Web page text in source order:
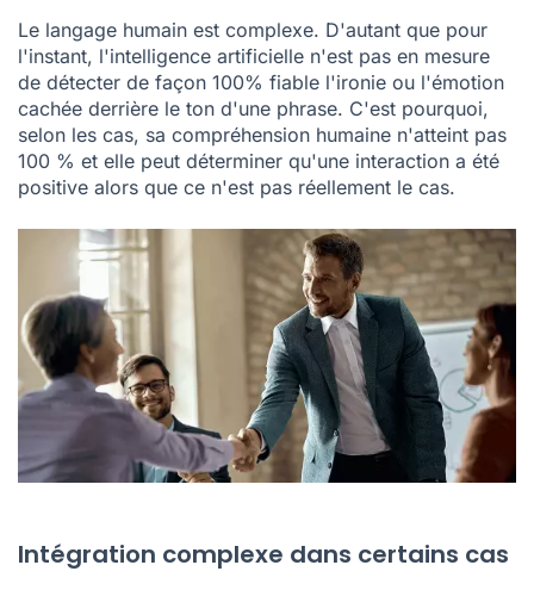
Le langage humain est complexe. D'autant que pour
l'instant, l'intelligence artificielle n'est pas en mesure
de détecter de façon 100% fiable l'ironie ou l'émotion
cachée derrière le ton d'une phrase. C'est pourquoi,
selon les cas, sa compréhension humaine n'atteint pas
100 % et elle peut déterminer qu'une interaction a été
positive alors que ce n'est pas réellement le cas.
Intégration complexe dans certains cas